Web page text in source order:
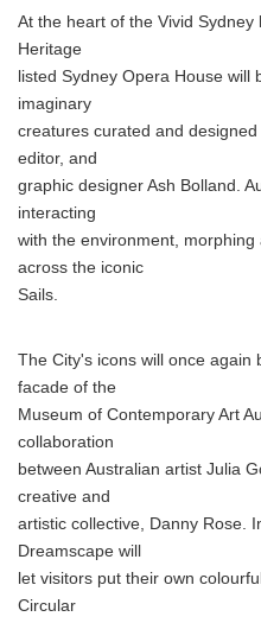
At the heart of the Vivid
Heritage
listed Sydney Opera House
imaginary
creatures curated and
editor, and
graphic designer Ash Bolland.
interacting
with the environment,
across the iconic
Sails.
The City's icons will once again
facade of the
Museum of Contemporary Art
collaboration
between Australian artist Julia
creative and
artistic collective, Danny Rose.
Dreamscape will
let visitors put their own
Circular